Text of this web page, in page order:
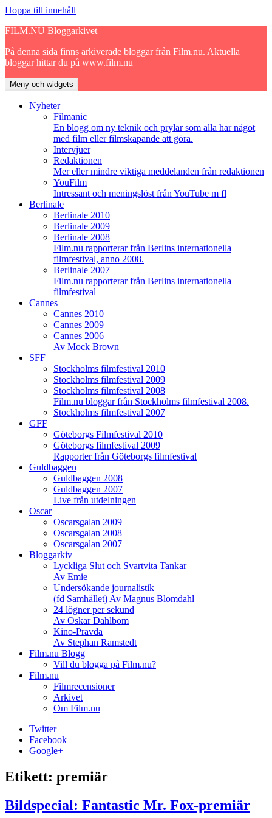
Hoppa till innehåll
FILM.NU Bloggarkivet
På denna sida finns arkiverade bloggar från Film.nu. Aktuella
bloggar hittar du på www.film.nu
Meny och widgets
Nyheter
Filmanic
En blogg om ny teknik och prylar som alla har något
med film eller filmskapande att göra.
Intervjuer
Redaktionen
Mer eller mindre viktiga meddelanden från redaktionen
YouFilm
Intressant och meningslöst från YouTube m fl
Berlinale
Berlinale 2010
Berlinale 2009
Berlinale 2008
Film.nu rapporterar från Berlins internationella
filmfestival, anno 2008.
Berlinale 2007
Film.nu rapporterar från Berlins internationella
filmfestival
Cannes
Cannes 2010
Cannes 2009
Cannes 2006
Av Mock Brown
SFF
Stockholms filmfestival 2010
Stockholms filmfestival 2009
Stockholms filmfestival 2008
Film.nu bloggar från Stockholms filmfestival 2008.
Stockholms filmfestival 2007
GFF
Göteborgs Filmfestival 2010
Göteborgs filmfestival 2009
Rapporter från Göteborgs filmfestival
Guldbaggen
Guldbaggen 2008
Guldbaggen 2007
Live från utdelningen
Oscar
Oscarsgalan 2009
Oscarsgalan 2008
Oscarsgalan 2007
Bloggarkiv
Lyckliga Slut och Svartvita Tankar
Av Emie
Undersökande journalistik
(fd Samhället) Av Magnus Blomdahl
24 lögner per sekund
Av Oskar Dahlbom
Kino-Pravda
Av Stephan Ramstedt
Film.nu Blogg
Vill du blogga på Film.nu?
Film.nu
Filmrecensioner
Arkivet
Om Film.nu
Twitter
Facebook
Google+
Etikett: premiär
Bildspecial: Fantastic Mr. Fox-premiär